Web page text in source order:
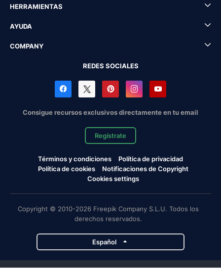
HERRAMIENTAS
AYUDA
COMPANY
REDES SOCIALES
Consigue recursos exclusivos directamente en tu email
Regístrate
Términos y condiciones
Política de privacidad
Política de cookies
Notificaciones de Copyright
Cookies settings
Copyright © 2010-2026 Freepik Company S.L.U. Todos los
derechos reservados.
Español